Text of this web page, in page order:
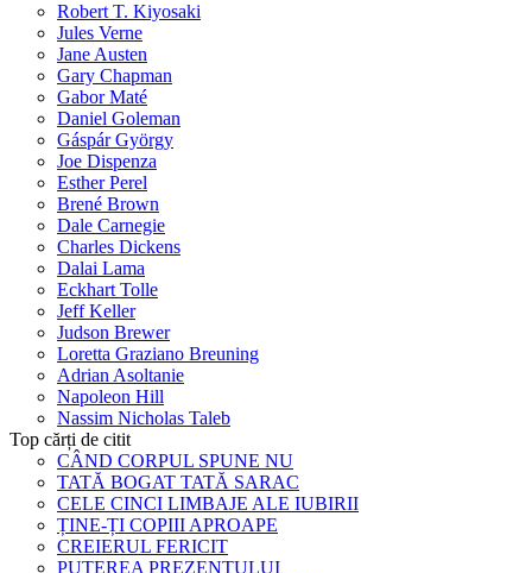
Robert T. Kiyosaki
Jules Verne
Jane Austen
Gary Chapman
Gabor Maté
Daniel Goleman
Gáspár György
Joe Dispenza
Esther Perel
Brené Brown
Dale Carnegie
Charles Dickens
Dalai Lama
Eckhart Tolle
Jeff Keller
Judson Brewer
Loretta Graziano Breuning
Adrian Asoltanie
Napoleon Hill
Nassim Nicholas Taleb
Top cărți de citit
CÂND CORPUL SPUNE NU
TATĂ BOGAT TATĂ SARAC
CELE CINCI LIMBAJE ALE IUBIRII
ȚINE-ȚI COPIII APROAPE
CREIERUL FERICIT
PUTEREA PREZENTULUI